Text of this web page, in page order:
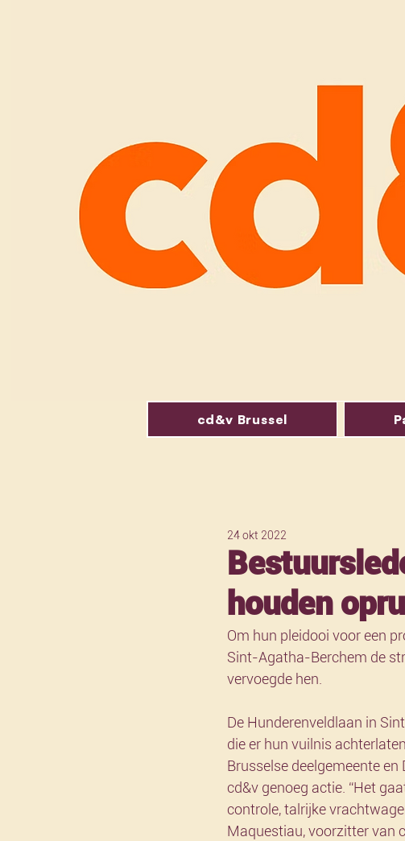
cd&v Brussel
houden
24 okt 2022
Om hun pleidooi voor een
Sint-Agatha-Berchem de
vervoegde hen.
De Hunderenveldlaan in
die er hun vuilnis
Brusselse deelgemeente
cd&v genoeg actie. “Het
controle, talrijke
Maquestiau, voorzitter van